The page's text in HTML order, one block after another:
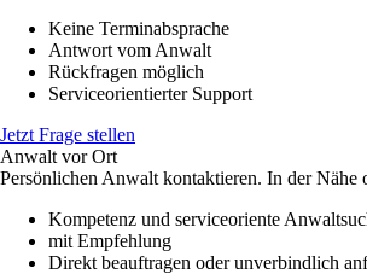
Keine Terminabsprache
Antwort vom Anwalt
Rückfragen möglich
Serviceorientierter Support
Jetzt Frage stellen
Anwalt vor Ort
Persönlichen Anwalt kontaktieren. In der Nähe
Kompetenz und serviceoriente
mit Empfehlung
Direkt beauftragen oder unverbindlich